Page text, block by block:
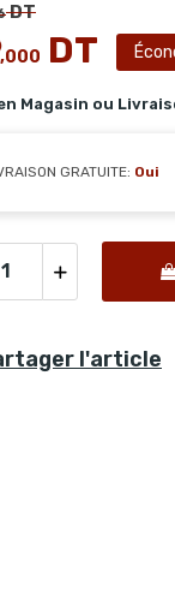
DT
,000 DT
Magasin ou
GRATUITE: Oui
l'article